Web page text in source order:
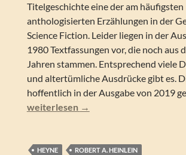
Titelgeschichte eine der am häufigsten
anthologisierten Erzählungen in der
Science Fiction. Leider liegen in der
1980 Textfassungen vor, die noch aus
Jahren stammen. Entsprechend viele
und altertümliche Ausdrücke gibt es.
hoffentlich in der Ausgabe von 2019
Robert A. Heinlein – Entführung in
weiterlesen →
HEYNE ROBERT A. HEINLEIN